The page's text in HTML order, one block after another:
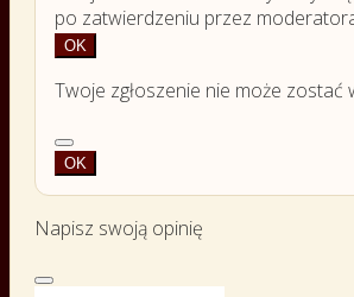
po zatwierdzeniu przez
OK
Twoje zgłoszenie nie może zostać
OK
Napisz swoją opinię